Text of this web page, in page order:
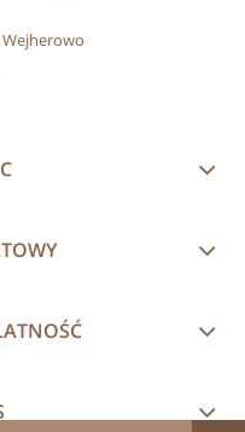
Wejherowo